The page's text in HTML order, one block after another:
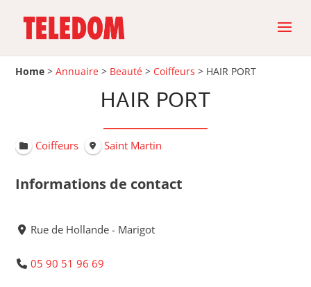
Home >Annuaire > Beauté > Coiffeurs > HAIR PORT
HAIR PORT
Coiffeurs Saint Martin
Informations de contact
Rue de Hollande - Marigot
05 90 51 96 69